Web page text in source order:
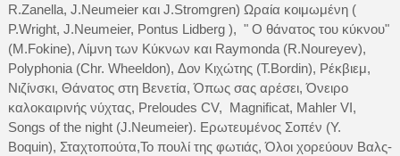
R.Zanella, J.Neumeier και J.Stromgren) Ωραία κοιμωμένη (
P.Wright, J.Neumeier, Pontus Lidberg ), " Ο θάνατος του κύκνου"
(M.Fokine), Λίμνη των Κύκνων και Raymonda (R.Noureyev),
Polyphonia (Chr. Wheeldon), Δον Κιχώτης (T.Bordin), Ρέκβιεμ,
Νιζίνσκι, Θάνατος στη Βενετία, Όπως σας αρέσει, Όνειρο
καλοκαιρινής νύχτας, Preloudes CV, Magnificat, Mahler VI,
Songs of the night (J.Neumeier). Ερωτευμένος Σοπέν (Y.
Boquin), Σταχτοπούτα,Το πουλί της φωτιάς, Όλοι χορεύουν Βαλς-